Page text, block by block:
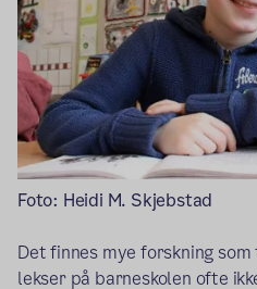
Foto: Heidi M. Skjebstad
Det finnes mye forskning
lekser på barneskolen ofte